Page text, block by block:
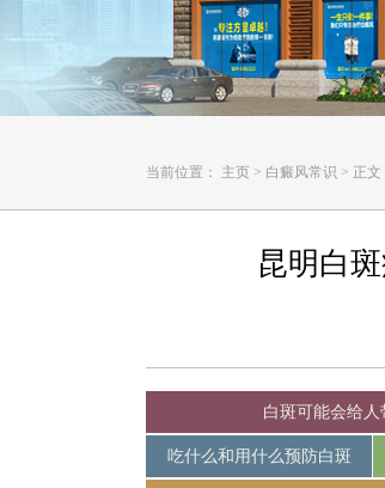
当前位置： 主页 > 白癜风常识 > 正文
昆明白
白斑可能会给人
吃什么和用什么预防白斑